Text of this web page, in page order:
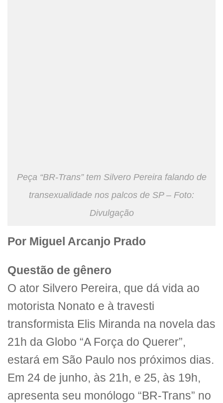
Peça “BR-Trans” tem Silvero Pereira falando de
transexualidade nos palcos de SP – Foto:
Divulgação
Por Miguel Arcanjo Prado
Questão de gênero
O ator Silvero Pereira, que dá vida ao
motorista Nonato e à travesti
transformista Elis Miranda na novela das
21h da Globo “A Força do Querer”,
estará em São Paulo nos próximos dias.
Em 24 de junho, às 21h, e 25, às 19h,
apresenta seu monólogo “BR-Trans” no